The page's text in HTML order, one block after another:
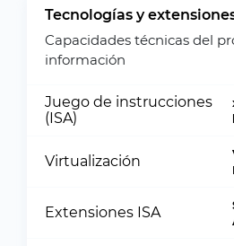
Tecnologías y
Capacidades técnicas del
información
Juego de instrucciones
(ISA)
Virtualización
Extensiones ISA